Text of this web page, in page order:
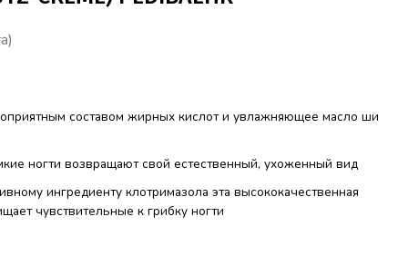
составом жирных кислот и увлажняющее масло ши
ногти возвращают свой естественный, ухоженный вид
ингредиенту клотримазола эта высококачественная
чувствительные к грибку ногти